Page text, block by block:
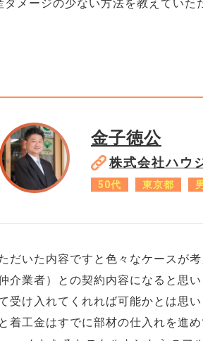
ダメージの少ない方法を教えていた
金子徳公
株式会社ハウ
50代 東京都
だいた内容ですと色々なケースが
介業者）との契約内容になると思
受け入れてくれれば可能かとは思
着工金はすでに部材の仕入れを進